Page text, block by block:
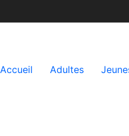
Accueil Adultes